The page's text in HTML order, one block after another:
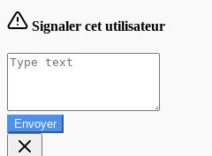
Signaler cet utilisateur
Envoyer